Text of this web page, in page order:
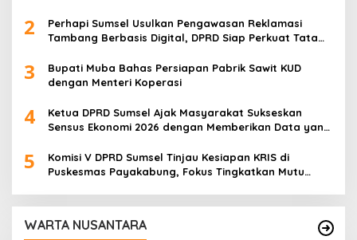
2
Perhapi Sumsel Usulkan Pengawasan Reklamasi
Tambang Berbasis Digital, DPRD Siap Perkuat Tata
3
Bupati Muba Bahas Persiapan Pabrik Sawit KUD
dengan Menteri Koperasi
4
Ketua DPRD Sumsel Ajak Masyarakat Sukseskan
Sensus Ekonomi 2026 dengan Memberikan Data yang
5
Komisi V DPRD Sumsel Tinjau Kesiapan KRIS di
Puskesmas Payakabung, Fokus Tingkatkan Mutu
WARTA NUSANTARA